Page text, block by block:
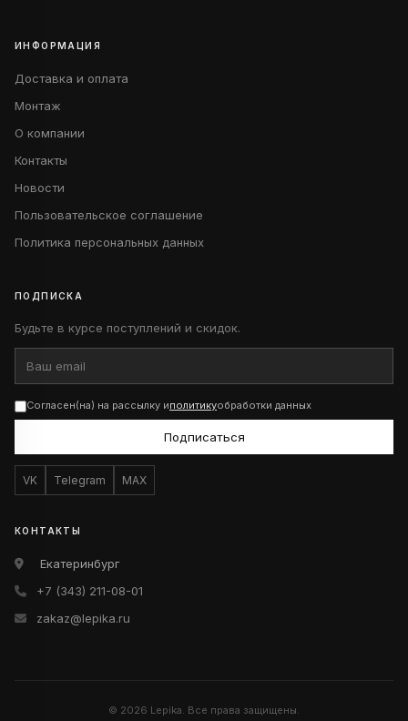
ИНФОРМАЦИЯ
Доставка и оплата
Монтаж
О компании
Контакты
Новости
Пользовательское соглашение
Политика персональных данных
ПОДПИСКА
Будьте в курсе поступлений и скидок.
Согласен(на) на рассылку иполитикуобработки данных
Подписаться
VK Telegram MAX
КОНТАКТЫ
Екатеринбург
+7 (343) 211-08-01
zakaz@lepika.ru
© 2026 Lepika. Все права защищены.